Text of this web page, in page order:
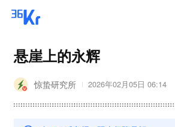
悬崖上的永辉
惊蛰研究所 2026年02月05日 06:14